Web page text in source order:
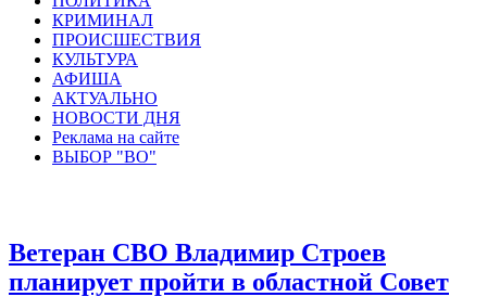
КРИМИНАЛ
ПРОИСШЕСТВИЯ
КУЛЬТУРА
АФИША
АКТУАЛЬНО
НОВОСТИ ДНЯ
Реклама на сайте
ВЫБОР "ВО"
Ветеран СВО Владимир Строев
планирует пройти в областной Совет